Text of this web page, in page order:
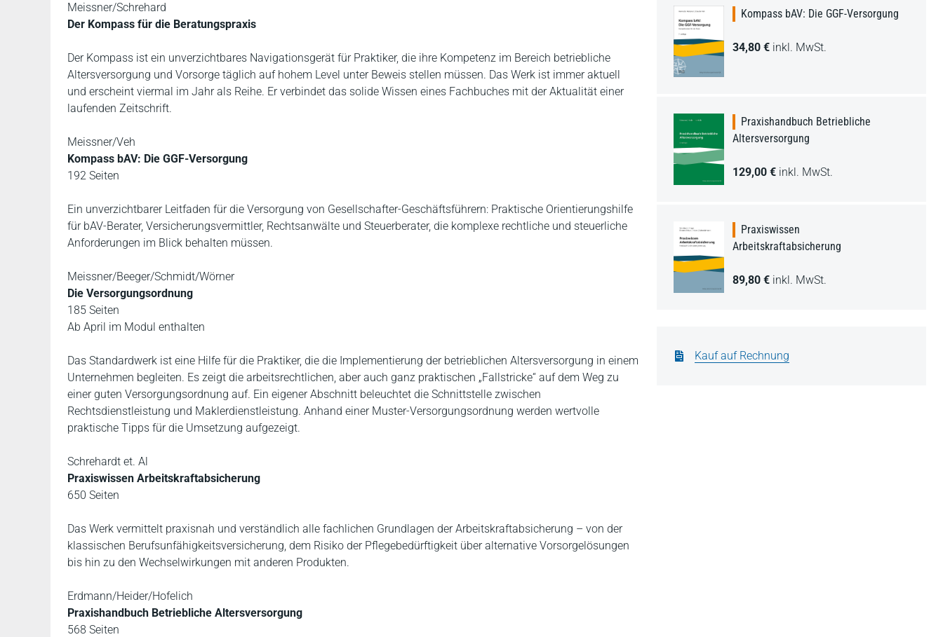
Meissner/Schrehard
Der Kompass für die Beratungspraxis
Der Kompass ist ein unverzichtbares Navigationsgerät für Praktiker, die ihre Kompetenz im Bereich betriebliche
Altersversorgung und Vorsorge täglich auf hohem Level unter Beweis stellen müssen. Das Werk ist immer aktuell
und erscheint viermal im Jahr als Reihe. Er verbindet das solide Wissen eines Fachbuches mit der Aktualität einer
laufenden Zeitschrift.
Meissner/Veh
Kompass bAV: Die GGF-Versorgung
192 Seiten
Ein unverzichtbarer Leitfaden für die Versorgung von Gesellschafter-Geschäftsführern: Praktische Orientierungshilfe
für bAV-Berater, Versicherungsvermittler, Rechtsanwälte und Steuerberater, die komplexe rechtliche und steuerliche
Anforderungen im Blick behalten müssen.
Meissner/Beeger/Schmidt/Wörner
Die Versorgungsordnung
185 Seiten
Ab April im Modul enthalten
Das Standardwerk ist eine Hilfe für die Praktiker, die die Implementierung der betrieblichen Altersversorgung in einem
Unternehmen begleiten. Es zeigt die arbeitsrechtlichen, aber auch ganz praktischen „Fallstricke“ auf dem Weg zu
einer guten Versorgungsordnung auf. Ein eigener Abschnitt beleuchtet die Schnittstelle zwischen
Rechtsdienstleistung und Maklerdienstleistung. Anhand einer Muster-Versorgungsordnung werden wertvolle
praktische Tipps für die Umsetzung aufgezeigt.
Schrehardt et. Al
Praxiswissen Arbeitskraftabsicherung
650 Seiten
Das Werk vermittelt praxisnah und verständlich alle fachlichen Grundlagen der Arbeitskraftabsicherung – von der
klassischen Berufsunfähigkeitsversicherung, dem Risiko der Pflegebedürftigkeit über alternative Vorsorgelösungen
bis hin zu den Wechselwirkungen mit anderen Produkten.
Erdmann/Heider/Hofelich
Praxishandbuch Betriebliche Altersversorgung
568 Seiten
Kompass bAV: Die GGF-Versorgung
34,80 € inkl. MwSt.
Praxishandbuch Betriebliche
Altersversorgung
129,00 € inkl. MwSt.
Praxiswissen
Arbeitskraftabsicherung
89,80 € inkl. MwSt.
Kauf auf Rechnung